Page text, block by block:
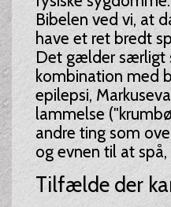
Bibelen ved vi, at
have et ret bredt
Det gælder særligt
kombination med
epilepsi,
lammelse
andre ting som
og evnen til at spå,
Tilfælde der